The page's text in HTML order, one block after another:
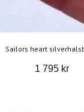
Sailors heart
1 795 kr